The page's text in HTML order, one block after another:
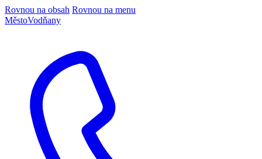
Rovnou na obsah Rovnou na menu
MěstoVodňany